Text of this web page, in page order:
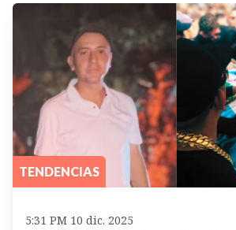
TENDENCIAS
5:31 PM 10 dic. 2025